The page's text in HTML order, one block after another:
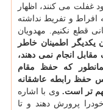
غفلت می كنند، اظهار
و تفریط نداشته
قطع نكنیم. مهدویان
اطمینان خاطر
انجام نمی دهند،
كه حفظ مقام
حفظ رابطه عاشقانه
تر است. وی با اشاره
پرورش دهند و تا